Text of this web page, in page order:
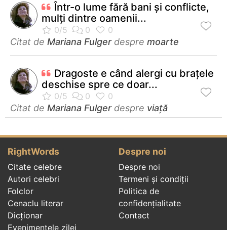
Într-o lume fără bani și conflicte,
mulți dintre oamenii...
Citat de Mariana Fulgerdespre moarte
Dragoste e când alergi cu brațele
deschise spre ce doar...
Citat de Mariana Fulgerdespre viață
RightWords
Citate celebre
Autori celebri
Folclor
Cenaclu literar
Dicționar
Evenimentele zilei
Despre noi
Despre noi
Termeni și condiții
Politica de
confidenţialitate
Contact